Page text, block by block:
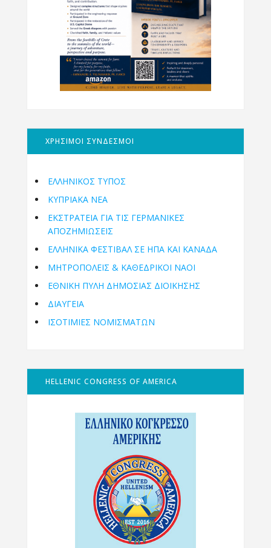
ΧΡΗΣΙΜΟΙ ΣΥΝΔΕΣΜΟΙ
ΕΛΛΗΝΙΚΟΣ ΤΥΠΟΣ
ΚΥΠΡΙΑΚΑ ΝΕΑ
ΕΚΣΤΡΑΤΕΙΑ ΓΙΑ ΤΙΣ ΓΕΡΜΑΝΙΚΕΣ
ΑΠΟΖΗΜΙΩΣΕΙΣ
ΕΛΛΗΝΙΚΆ ΦΕΣΤΙΒΆΛ ΣΕ ΗΠΑ ΚΑΙ ΚΑΝΑΔΑ
ΜΗΤΡΟΠΌΛΕΙΣ & ΚΑΘΕΔΡΙΚΟΊ ΝΑΟΊ
ΕΘΝΙΚΉ ΠΎΛΗ ΔΗΜΌΣΙΑΣ ΔΙΟΊΚΗΣΗΣ
ΔΙΑΥΓΕΙΑ
ΙΣΟΤΙΜΙΕΣ ΝΟΜΙΣΜΑΤΩΝ
HELLENIC CONGRESS OF AMERICA